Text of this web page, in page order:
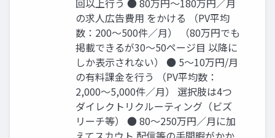
回以上⾏う ● 80万円〜180万円∕⽉
の求⼈広告費⽤ をかける （PV平均
数：200〜500件∕⽉） （80万円でも
掲載できるが30〜50ページ⽬ 以降に
しか表⽰されない） ● 5〜10万円/⽉
の有料課⾦を⾏う （PV平均数：
2,000〜5,000件∕⽉） 選択肢は4つ
ダイレクトリクルーティング（ビズ
リーチ等） ● 80〜250万円∕⽉に加